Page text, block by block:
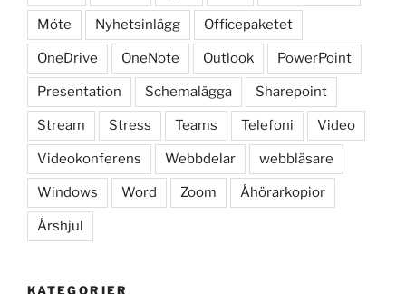
Möte Nyhetsinlägg Officepaketet
OneDrive OneNote Outlook PowerPoint
Presentation Schemalägga Sharepoint
Stream Stress Teams Telefoni Video
Videokonferens Webbdelar webbläsare
Windows Word Zoom Åhörarkopior
Årshjul
KATEGORIER